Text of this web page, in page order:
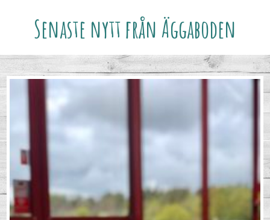
Senaste nytt från Äggaboden